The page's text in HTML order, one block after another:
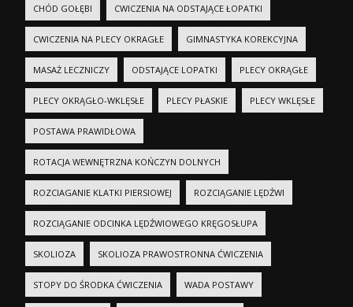
CHÓD GOŁĘBI CWICZENIA NA ODSTAJĄCE ŁOPATKI
CWICZENIA NA PLECY OKRAGŁE GIMNASTYKA KOREKCYJNA
MASAŻ LECZNICZY ODSTAJĄCE LOPATKI PLECY OKRĄGŁE
PLECY OKRĄGŁO-WKLĘSŁE PLECY PŁASKIE PLECY WKLĘSŁE
POSTAWA PRAWIDŁOWA
ROTACJA WEWNĘTRZNA KOŃCZYN DOLNYCH
ROZCIAGANIE KLATKI PIERSIOWEJ ROZCIĄGANIE LĘDŹWI
ROZCIĄGANIE ODCINKA LĘDŹWIOWEGO KRĘGOSŁUPA
SKOLIOZA SKOLIOZA PRAWOSTRONNA ĆWICZENIA
STOPY DO ŚRODKA ĆWICZENIA WADA POSTAWY